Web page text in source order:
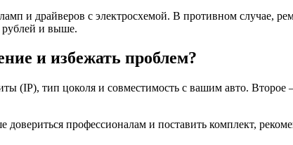
и драйверов с электросхемой. В противном случае,
рублей и выше.
и избежать проблем?
(IP), тип цоколя и совместимость с вашим авто.
довериться профессионалам и поставить комплект,